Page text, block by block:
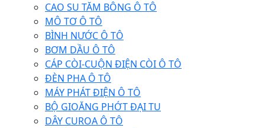
CAO SU TĂM BÔNG Ô TÔ
MÔ TƠ Ô TÔ
BÌNH NƯỚC Ô TÔ
BƠM DẦU Ô TÔ
CÁP CÒI-CUỘN ĐIỆN CÒI Ô TÔ
ĐÈN PHA Ô TÔ
MÁY PHÁT ĐIỆN Ô TÔ
BỘ GIOĂNG PHỚT ĐẠI TU
DÂY CUROA Ô TÔ